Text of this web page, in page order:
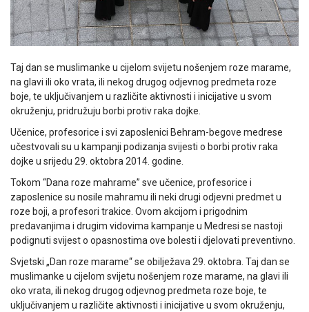
Taj dan se muslimanke u cijelom svijetu nošenjem roze marame,
na glavi ili oko vrata, ili nekog drugog odjevnog predmeta roze
boje, te uključivanjem u različite aktivnosti i inicijative u svom
okruženju, pridružuju borbi protiv raka dojke.
Učenice, profesorice i svi zaposlenici Behram-begove medrese
učestvovali su u kampanji podizanja svijesti o borbi protiv raka
dojke u srijedu 29. oktobra 2014. godine.
Tokom “Dana roze mahrame” sve učenice, profesorice i
zaposlenice su nosile mahramu ili neki drugi odjevni predmet u
roze boji, a profesori trakice. Ovom akcijom i prigodnim
predavanjima i drugim vidovima kampanje u Medresi se nastoji
podignuti svijest o opasnostima ove bolesti i djelovati preventivno.
Svjetski „Dan roze marame“ se obilježava 29. oktobra. Taj dan se
muslimanke u cijelom svijetu nošenjem roze marame, na glavi ili
oko vrata, ili nekog drugog odjevnog predmeta roze boje, te
uključivanjem u različite aktivnosti i inicijative u svom okruženju,